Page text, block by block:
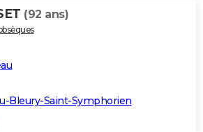
(92 ans)
Bleury-Saint-Symphorien